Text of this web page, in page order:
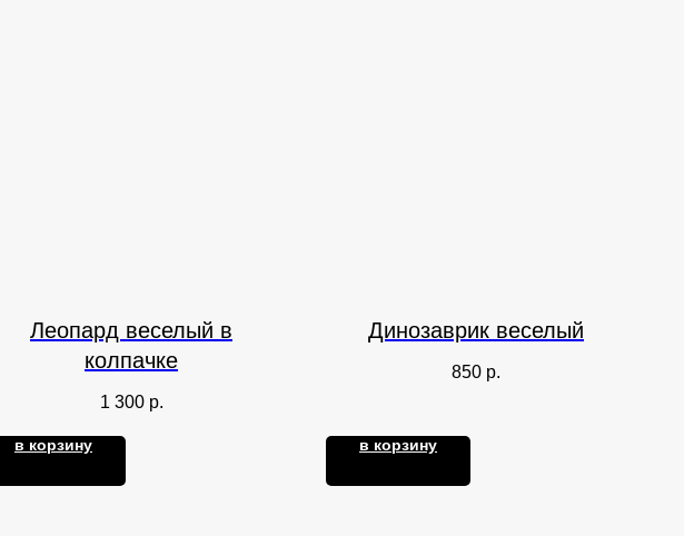
Леопард веселый в
колпачке
1 300 р.
в корзину
Динозаврик веселый
850 р.
в корзину